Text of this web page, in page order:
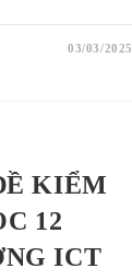
03/03/2025
KIỂM
12
ICT